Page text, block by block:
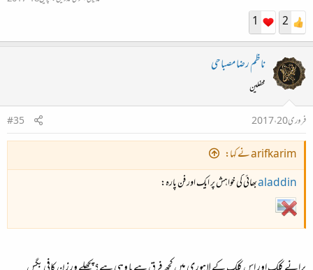
2
1
ناظم رضا مصباحی
محفلین
فروری 20، 2017
#35
arifkarim نے کہا:
aladdinبھائی کی خواہش پر ایک اور فن پارہ: